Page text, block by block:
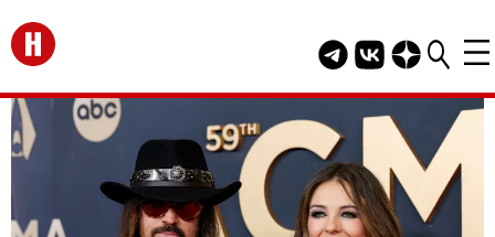
Перейти на главную
Telegram канал
Группа HELLO
Канал